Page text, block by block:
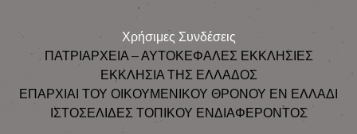
Χρήσιμες Συνδέσεις
ΠΑΤΡΙΑΡΧΕΙΑ – ΑΥΤΟΚΕΦΑΛΕΣ ΕΚΚΛΗΣΙΕΣ
ΕΚΚΛΗΣΙΑ ΤΗΣ ΕΛΛΑΔΟΣ
ΕΠΑΡΧΙΑΙ ΤΟΥ ΟΙΚΟΥΜΕΝΙΚΟΥ ΘΡΟΝΟΥ ΕΝ ΕΛΛΑΔΙ
ΙΣΤΟΣΕΛΙΔΕΣ ΤΟΠΙΚΟΥ ΕΝΔΙΑΦΕΡΟΝΤΟΣ